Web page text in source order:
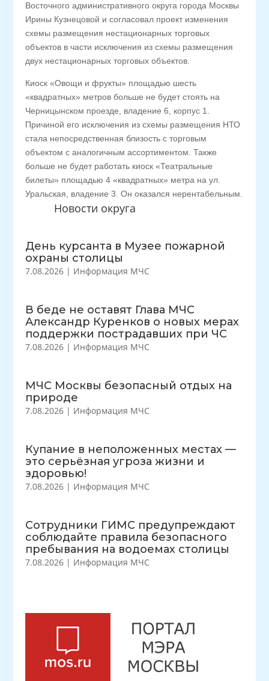
Новости округа
День курсанта в Музее пожарной
охраны столицы
7.08.2026 | Информация МЧС
В беде не оставят Глава МЧС
Александр Куренков о новых мерах
поддержки пострадавших при ЧС
7.08.2026 | Информация МЧС
МЧС Москвы безопасный отдых на
природе
7.08.2026 | Информация МЧС
Купание в неположенных местах —
это серьёзная угроза жизни и
здоровью!
7.08.2026 | Информация МЧС
Сотрудники ГИМС предупреждают
соблюдайте правила безопасного
пребывания на водоемах столицы
7.08.2026 | Информация МЧС
Восточного административного округа города Москвы
Ирины Кузнецовой и согласовал проект изменения
схемы размещения нестационарных торговых
объектов в части исключения из схемы размещения
двух нестационарных торговых объектов.
Киоск «Овощи и фрукты» площадью шесть
«квадратных» метров больше не будет стоять на
Черницынском проезде, владение 6, корпус 1.
Причиной его исключения из схемы размещения НТО
стала непосредственная близость с торговым
объектом с аналогичным ассортиментом. Также
больше не будет работать киоск «Театральные
билеты» площадью 4 «квадратных» метра на ул.
Уральская, владение 3. Он оказался нерентабельным.